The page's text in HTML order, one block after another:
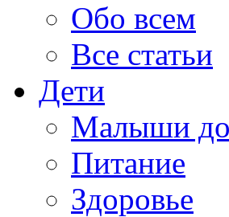
Обо всем
Все статьи
Дети
Малыши до
Питание
Здоровье